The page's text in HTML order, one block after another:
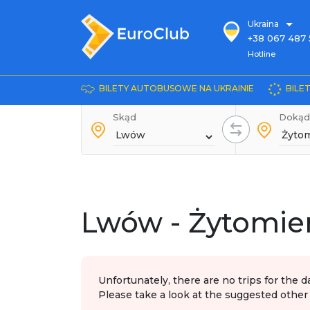
Ukraina
+38 067 487
Hotline
+38 066 281
+38 067 240
+38 093 153
+38 093 858
Hotline
BILETY AUTOBUSOWE NA UKRAINIE
Skąd Dokąd
Lwów -
Unfortunately, there are no trips for the
Please take a look at the suggested